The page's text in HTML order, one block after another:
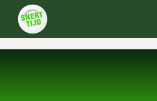
Dit product kan niet worden gekocht.